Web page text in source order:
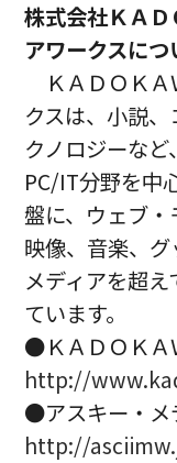
株式会社ＫＡ
アワークスにつ
ＫＡＤＯＫ
クスは、小説
クノロジーな
PC/IT分野を中
盤に、ウェブ・
映像、音楽、グ
メディアを超
ています。
●ＫＡＤＯＫＡ
http://
●アスキー・メ
http://